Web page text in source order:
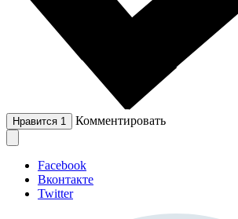
Нравится 1 Комментировать
Facebook
Вконтакте
Twitter